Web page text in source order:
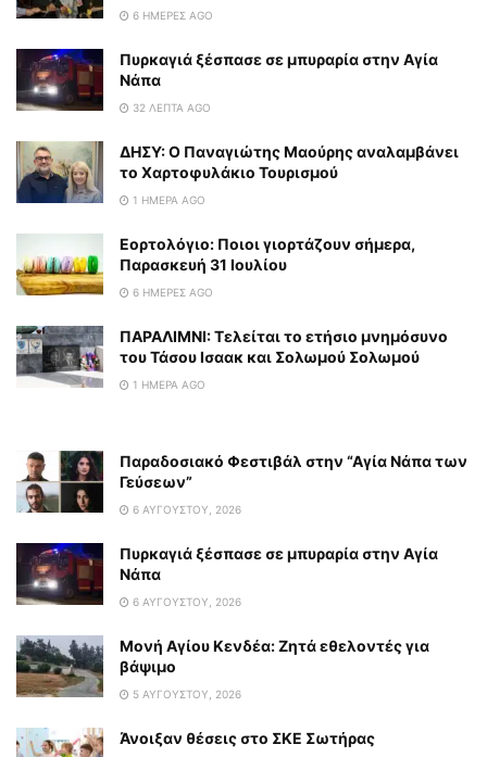
6 ΗΜΈΡΕΣ AGO
Πυρκαγιά ξέσπασε σε μπυραρία στην Αγία
Νάπα
32 ΛΕΠΤΆ AGO
ΔΗΣΥ: Ο Παναγιώτης Μαούρης αναλαμβάνει
το Χαρτοφυλάκιο Τουρισμού
1 ΗΜΈΡΑ AGO
Εορτολόγιο: Ποιοι γιορτάζουν σήμερα,
Παρασκευή 31 Ιουλίου
6 ΗΜΈΡΕΣ AGO
ΠΑΡΑΛΙΜΝΙ: Τελείται το ετήσιο μνημόσυνο
του Τάσου Ισαακ και Σολωμού Σολωμού
1 ΗΜΈΡΑ AGO
Παραδοσιακό Φεστιβάλ στην “Αγία Νάπα των
Γεύσεων”
6 ΑΥΓΟΎΣΤΟΥ, 2026
Πυρκαγιά ξέσπασε σε μπυραρία στην Αγία
Νάπα
6 ΑΥΓΟΎΣΤΟΥ, 2026
Μονή Αγίου Κενδέα: Ζητά εθελοντές για
βάψιμο
5 ΑΥΓΟΎΣΤΟΥ, 2026
Άνοιξαν θέσεις στο ΣΚΕ Σωτήρας